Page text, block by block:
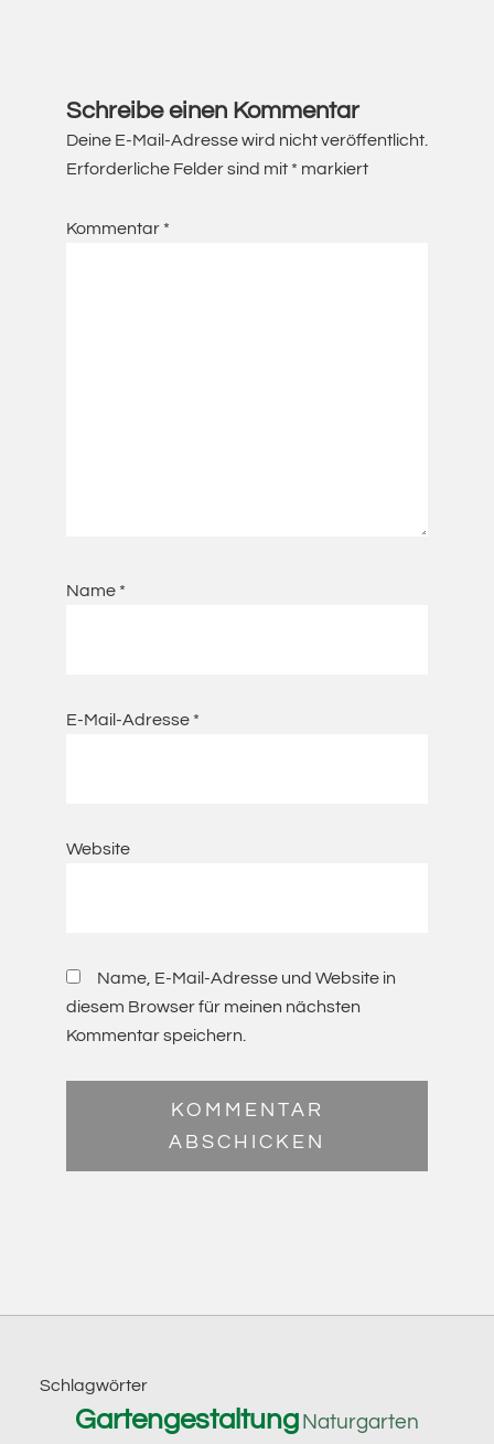
Schreibe einen Kommentar
Deine E-Mail-Adresse wird nicht veröffentlicht.
Erforderliche Felder sind mit * markiert
Kommentar *
Name *
E-Mail-Adresse *
Website
Name, E-Mail-Adresse und Website in
diesem Browser für meinen nächsten
Kommentar speichern.
Footer
Schlagwörter
Gartengestaltung Naturgarten